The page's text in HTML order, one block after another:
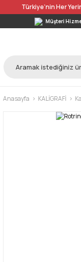
Türkiye’nin Her
Müşteri
Anasayfa KALİGRAFİ